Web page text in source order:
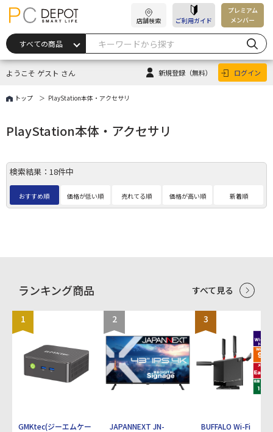
店舗検索 ご利用ガイド
プレミアム
メンバー
ようこそ ゲスト さん 新規登録 （無料） ログイン
トップ PlayStation本体・アクセサリ
PlayStation本体・アクセサリ
検索結果：18件中
おすすめ順 価格が低い順 売れてる順 価格が高い順 新着順
ランキング商品 すべて見る
1
GMKtec(ジーエムケー
2
JAPANNEXT JN-
3
BUFFALO Wi-Fi